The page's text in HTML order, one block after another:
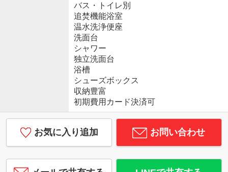
バス・トイレ別
追焚機能浴室
温水洗浄便座
洗面台
シャワー
独立洗面台
浴槽
シューズボックス
収納豊富
初期費用カード決済可
お気に入り追加 お問い合わせ